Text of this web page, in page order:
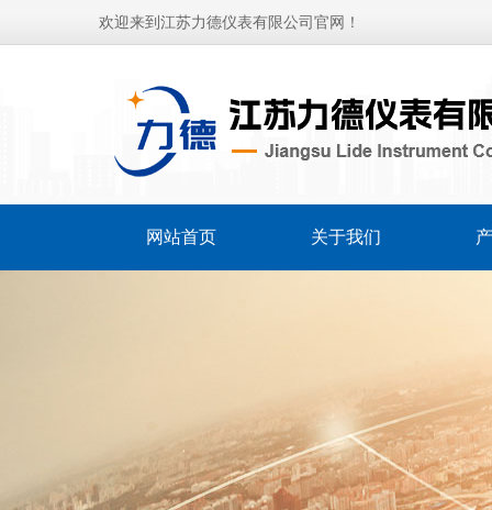
欢迎来到江苏力德仪表有限公司官网！
网站首页 关于我们